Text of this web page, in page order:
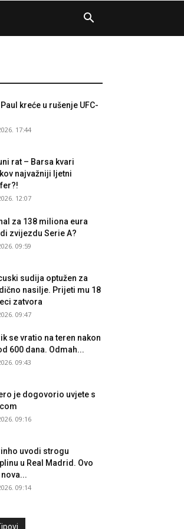
kreće u rušenje UFC-
17:44
rat – Barsa kvari
najvažniji ljetni
12:07
za 138 miliona eura
zvijezdu Serie A?
09:59
sudija optužen za
nasilje. Prijeti mu 18
zatvora
09:47
se vratio na teren nakon
600 dana. Odmah...
09:43
je dogovorio uvjete s
09:16
uvodi strogu
u Real Madrid. Ovo
09:14